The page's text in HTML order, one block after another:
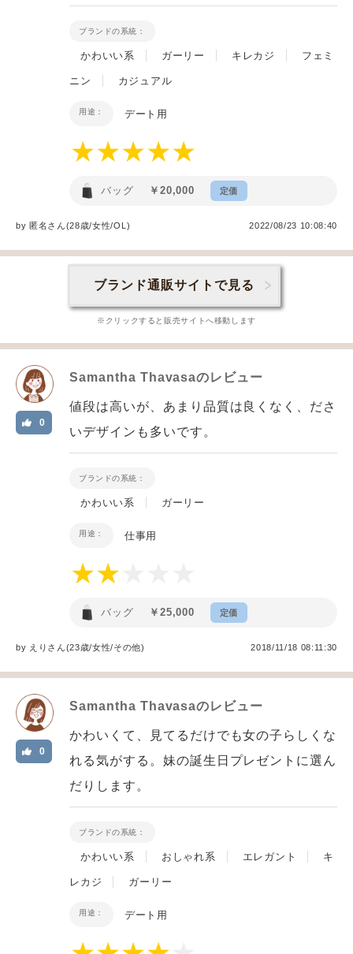
ブランドの系統：
かわいい系 ガーリー キレカジ フェミ
ニン カジュアル
用途： デート用
バッグ ￥20,000 定価
by匿名さん(28歳/女性/OL ) 2022/08/23 10:08:40
ブランド通販サイトで見る
※クリックすると販売サイトへ移動します
Samantha Thavasaのレビュー
0
値段は高いが、あまり品質は良くなく、ださ
いデザインも多いです。
ブランドの系統：
かわいい系 ガーリー
用途： 仕事用
バッグ ￥25,000 定価
by えり さん(23歳/女性/その他) 2018/11/18 08:11:30
Samantha Thavasaのレビュー
0
かわいくて、見てるだけでも女の子らしくな
れる気がする。妹の誕生日プレゼントに選ん
だりします。
ブランドの系統：
かわいい系 おしゃれ系 エレガント キ
レカジ ガーリー
用途： デート用